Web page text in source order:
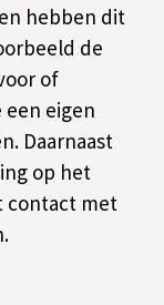
hebben dit
de
of
eigen
Daarnaast
op het
contact met